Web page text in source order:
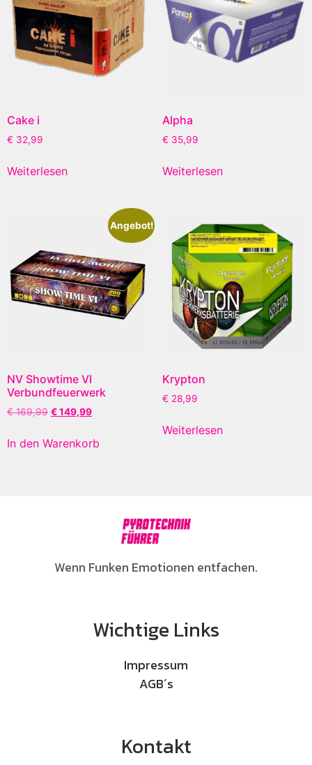
Cake i
€ 32,99
Weiterlesen
Alpha
€ 35,99
Weiterlesen
Angebot!
NV Showtime VI
Verbundfeuerwerk
€169,99 €149,99
In den Warenkorb
Krypton
€ 28,99
Weiterlesen
Wenn Funken Emotionen entfachen.
Wichtige Links
Impressum
AGB´s
Kontakt